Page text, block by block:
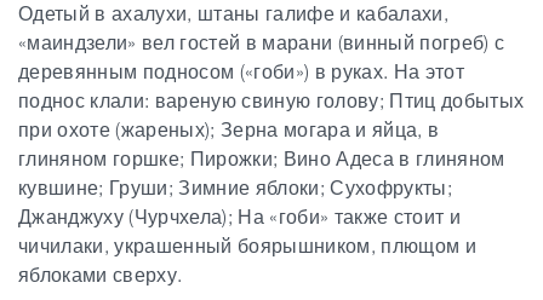
Одетый в ахалухи, штаны галифе и кабалахи,
«маиндзели» вел гостей в марани (винный погреб) с
деревянным подносом («гоби») в руках. На этот
поднос клали: вареную свиную голову; Птиц добытых
при охоте (жареных); Зерна могара и яйца, в
глиняном горшке; Пирожки; Вино Адеса в глиняном
кувшине; Груши; Зимние яблоки; Сухофрукты;
Джанджуху (Чурчхела); На «гоби» также стоит и
чичилаки, украшенный боярышником, плющом и
яблоками сверху.